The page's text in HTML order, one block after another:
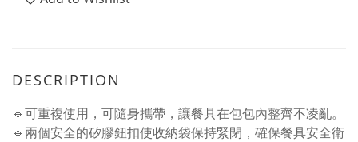
DESCRIPTION
🔹可重複使用，可隨身攜帶，讓餐具在包包內整齊不凌亂。
🔹兩個安全的矽膠鈕扣使收納袋保持緊閉，確保餐具安全衛